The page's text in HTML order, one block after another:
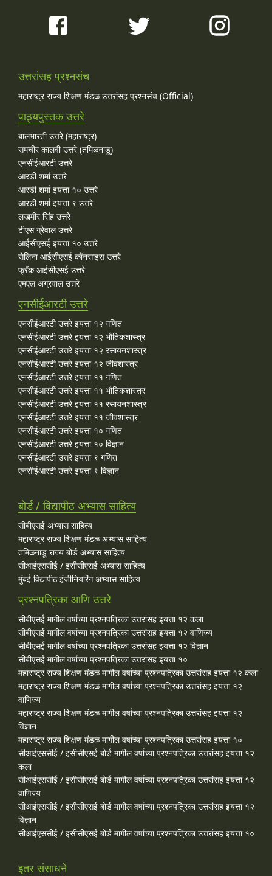
उत्तरांसह प्रश्नसंच
महाराष्ट्र राज्य शिक्षण मंडळ उत्तरांसह प्रश्नसंच (Official)
पाठ्यपुस्तक उत्तरे
बालभारती उत्तरे (महाराष्ट्र)
समचीर कालवी उत्तरे (तमिळनाडू)
एनसीईआरटी उत्तरे
आरडी शर्मा उत्तरे
आरडी शर्मा इयत्ता १० उत्तरे
आरडी शर्मा इयत्ता ९ उत्तरे
लखमीर सिंह उत्तरे
टीएस ग्रेवाल उत्तरे
आईसीएसई इयत्ता १० उत्तरे
सेलिना आईसीएसई कॉनसाइस उत्तरे
फ्रँक आईसीएसई उत्तरे
एमएल अग्रवाल उत्तरे
एनसीईआरटी उत्तरे
एनसीईआरटी उत्तरे इयत्ता १२ गणित
एनसीईआरटी उत्तरे इयत्ता १२ भौतिकशास्त्र
एनसीईआरटी उत्तरे इयत्ता १२ रसायनशास्त्र
एनसीईआरटी उत्तरे इयत्ता १२ जीवशास्त्र
एनसीईआरटी उत्तरे इयत्ता ११ गणित
एनसीईआरटी उत्तरे इयत्ता ११ भौतिकशास्त्र
एनसीईआरटी उत्तरे इयत्ता ११ रसायनशास्त्र
एनसीईआरटी उत्तरे इयत्ता ११ जीवशास्त्र
एनसीईआरटी उत्तरे इयत्ता १० गणित
एनसीईआरटी उत्तरे इयत्ता १० विज्ञान
एनसीईआरटी उत्तरे इयत्ता ९ गणित
एनसीईआरटी उत्तरे इयत्ता ९ विज्ञान
बोर्ड / विद्यापीठ अभ्यास साहित्य
सीबीएसई अभ्यास साहित्य
महाराष्ट्र राज्य शिक्षण मंडळ अभ्यास साहित्य
तमिळनाडू राज्य बोर्ड अभ्यास साहित्य
सीआईएससीई / इसीसीएसई अभ्यास साहित्य
मुंबई विद्यापीठ इंजीनियरिंग अभ्यास साहित्य
प्रश्नपत्रिका आणि उत्तरे
सीबीएसई मागील वर्षाच्या प्रश्‍नपत्रिका उत्तरांसह इयत्ता १२ कला
सीबीएसई मागील वर्षाच्या प्रश्‍नपत्रिका उत्तरांसह इयत्ता १२ वाणिज्य
सीबीएसई मागील वर्षाच्या प्रश्‍नपत्रिका उत्तरांसह इयत्ता १२ विज्ञान
सीबीएसई मागील वर्षाच्या प्रश्‍नपत्रिका उत्तरांसह इयत्ता १०
महाराष्ट्र राज्य शिक्षण मंडळ मागील वर्षाच्या प्रश्‍नपत्रिका उत्तरांसह इयत्ता १२ कला
महाराष्ट्र राज्य शिक्षण मंडळ मागील वर्षाच्या प्रश्‍नपत्रिका उत्तरांसह इयत्ता १२
वाणिज्य
महाराष्ट्र राज्य शिक्षण मंडळ मागील वर्षाच्या प्रश्‍नपत्रिका उत्तरांसह इयत्ता १२
विज्ञान
महाराष्ट्र राज्य शिक्षण मंडळ मागील वर्षाच्या प्रश्‍नपत्रिका उत्तरांसह इयत्ता १०
सीआईएससीई / इसीसीएसई बोर्ड मागील वर्षाच्या प्रश्‍नपत्रिका उत्तरांसह इयत्ता १२
कला
सीआईएससीई / इसीसीएसई बोर्ड मागील वर्षाच्या प्रश्‍नपत्रिका उत्तरांसह इयत्ता १२
वाणिज्य
सीआईएससीई / इसीसीएसई बोर्ड मागील वर्षाच्या प्रश्‍नपत्रिका उत्तरांसह इयत्ता १२
विज्ञान
सीआईएससीई / इसीसीएसई बोर्ड मागील वर्षाच्या प्रश्‍नपत्रिका उत्तरांसह इयत्ता १०
इतर संसाधने